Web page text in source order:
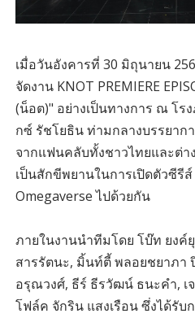
เมื่อวันอังคารที่ 30 มิถุนายน
จัดงาน KNOT PREMIERE
(น็อต)" อย่างเป็นทางการ ณ โร
กซ์ รัชโยธิน ท่ามกลางบรรยาก
จากแฟนคลับทั้งชาวไทยและต่า
เป็นสักขีพยานในการเปิดตัวซีรี
Omegaverse ไปด้วยกัน
ภายในงานนำทีมโดย โบ๊ท ยงค์
สารรัตนะ, มิ้นท์ตี้ พลอยชยาภา
อรุณวงศ์, ธีร์ ธีรวัฒน์ ธนะคำ,
โฟล์ค จักริน แสงเรือน ซึ่งได้รับ